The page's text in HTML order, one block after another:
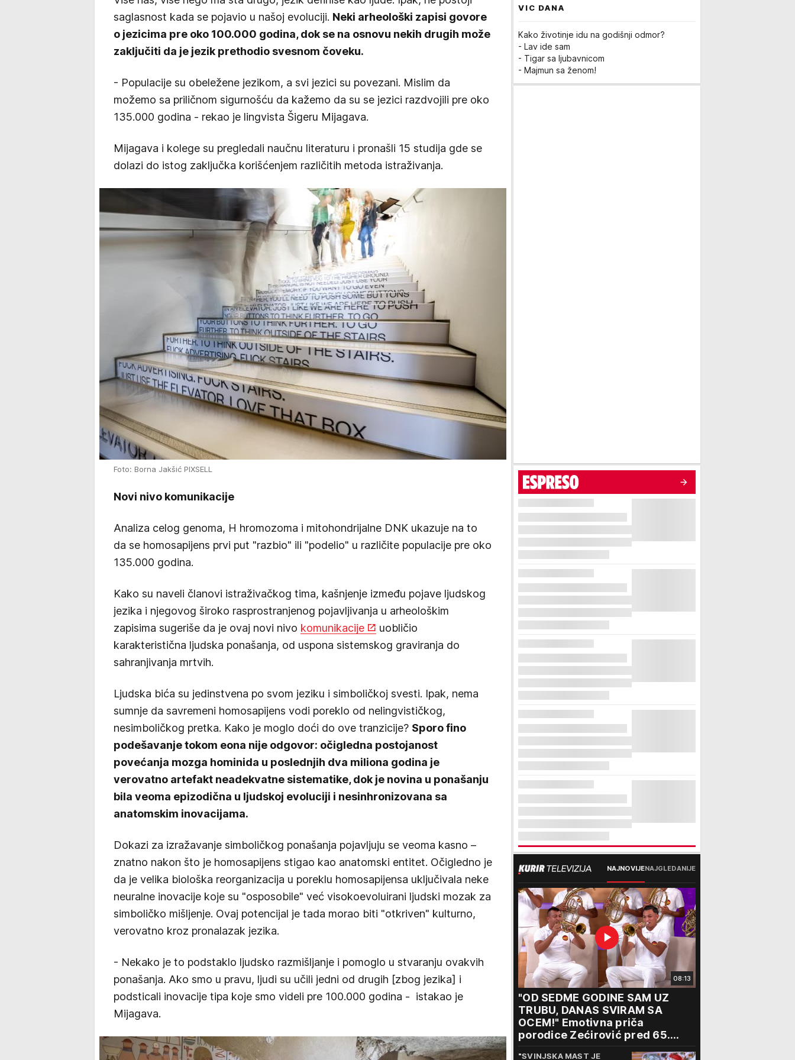
saglasnost kada se pojavio u našoj evoluciji. Neki arheološki zapisi govore
o jezicima pre oko 100.000 godina, dok se na osnovu nekih drugih može
zaključiti da je jezik prethodio svesnom čoveku.
- Populacije su obeležene jezikom, a svi jezici su povezani. Mislim da
možemo sa priličnom sigurnošću da kažemo da su se jezici razdvojili pre oko
135.000 godina - rekao je lingvista Šigeru Mijagava.
Mijagava i kolege su pregledali naučnu literaturu i pronašli 15 studija gde se
dolazi do istog zaključka korišćenjem različitih metoda istraživanja.
Foto: Borna Jakšić PIXSELL
Novi nivo komunikacije
Analiza celog genoma, H hromozoma i mitohondrijalne DNK ukazuje na to
da se homosapijens prvi put "razbio" ili "podelio" u različite populacije pre oko
135.000 godina.
Kako su naveli članovi istraživačkog tima, kašnjenje između pojave ljudskog
jezika i njegovog široko rasprostranjenog pojavljivanja u arheološkim
zapisima sugeriše da je ovaj novi nivo komunikacije
uobličio
karakteristična ljudska ponašanja, od uspona sistemskog graviranja do
sahranjivanja mrtvih.
Ljudska bića su jedinstvena po svom jeziku i simboličkoj svesti. Ipak, nema
sumnje da savremeni homosapijens vodi poreklo od nelingvističkog,
nesimboličkog pretka. Kako je moglo doći do ove tranzicije? Sporo fino
podešavanje tokom eona nije odgovor: očigledna postojanost
povećanja mozga hominida u poslednjih dva miliona godina je
verovatno artefakt neadekvatne sistematike, dok je novina u ponašanju
bila veoma epizodična u ljudskoj evoluciji i nesinhronizovana sa
anatomskim inovacijama.
Dokazi za izražavanje simboličkog ponašanja pojavljuju se veoma kasno –
znatno nakon što je homosapijens stigao kao anatomski entitet. Očigledno je
da je velika biološka reorganizacija u poreklu homosapijensa uključivala neke
neuralne inovacije koje su "osposobile" već visokoevoluirani ljudski mozak za
simboličko mišljenje. Ovaj potencijal je tada morao biti "otkriven" kulturno,
verovatno kroz pronalazak jezika.
- Nekako je to podstaklo ljudsko razmišljanje i pomoglo u stvaranju ovakvih
ponašanja. Ako smo u pravu, ljudi su učili jedni od drugih [zbog jezika] i
podsticali inovacije tipa koje smo videli pre 100.000 godina - istakao je
Mijagava.
VIC DANA
Kako životinje idu na godišnji odmor?
- Lav ide sam
- Tigar sa ljubavnicom
- Majmun sa ženom!
NAJNOVIJENAJGLEDANIJE
08:13
"OD SEDME GODINE SAM UZ
TRUBU, DANAS SVIRAM SA
OCEM!" Emotivna priča
porodice Zećirović pred 65.
Sabor trubača u Guči
"SVINJSKA MAST JE